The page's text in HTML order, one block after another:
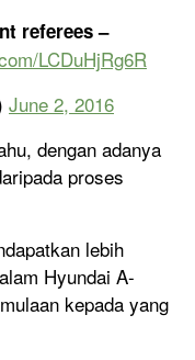
referees –
LCDuHjRg6R
June 2, 2016
dengan adanya
proses
lebih
Hyundai A-
kepada yang